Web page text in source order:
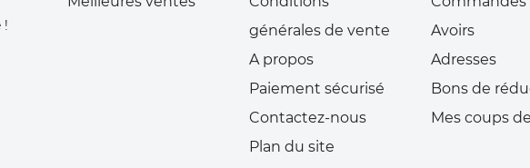
!
générales de vente
A propos
Paiement sécurisé
Contactez-nous
Plan du site
Avoirs
Adresses
Bons de
Mes coups